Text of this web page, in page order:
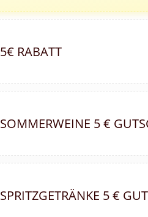
5€ RABATT
SOMMERWEINE 5 €
SPRITZGETRÄNKE 5 €